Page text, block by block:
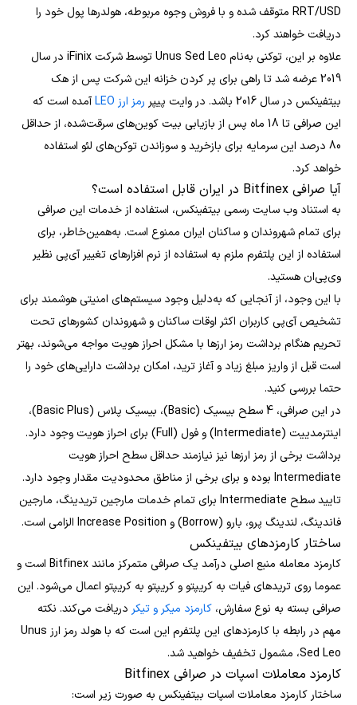
RRT/USD متوقف شده و با فروش وجوه مربوطه، هولدرها پول خود را
دریافت خواهند کرد.
علاوه بر این، توکنی به‌نام Unus Sed Leo توسط شرکت iFinix در سال
2019 عرضه شد تا راهی برای پر کردن خزانه این شرکت پس از هک
بیتفینکس در سال 2016 باشد. در وایت پیپر
رمز ارز LEO
آمده است که
این صرافی تا 18 ماه پس از بازیابی بیت کوین‌های سرقت‌شده، از حداقل
80 درصد این سرمایه برای بازخرید و سوزاندن توکن‌های لئو استفاده
خواهد کرد.
آیا صرافی Bitfinex در ایران قابل استفاده است؟
به استناد وب سایت رسمی بیتفینکس، استفاده از خدمات این صرافی
برای تمام شهروندان و ساکنان ایران ممنوع است. به‌همین‌خاطر، برای
استفاده از این پلتفرم ملزم به استفاده از نرم افزارهای تغییر آی‌پی نظیر
وی‌پی‌ان هستید.
با این وجود، از آنجایی که به‌دلیل وجود سیستم‌های امنیتی هوشمند برای
تشخیص آی‌پی کاربران اکثر اوقات ساکنان و شهروندان کشورهای تحت
تحریم هنگام برداشت رمز ارزها با مشکل احراز هویت مواجه می‌شوند، بهتر
است قبل از واریز مبلغ زیاد و آغاز ترید، امکان برداشت دارایی‌های خود را
حتما بررسی کنید.
در این صرافی، 4 سطح بیسیک (Basic)، بیسیک پلاس (Basic Plus)،
اینترمدییت (Intermediate) و فول (Full) برای احراز هویت وجود دارد.
برداشت برخی از رمز ارزها نیز نیازمند حداقل سطح احراز هویت
Intermediate بوده و برای برخی از مناطق محدودیت مقدار وجود دارد.
تایید سطح Intermediate برای تمام خدمات مارجین تریدینگ، مارجین
فاندینگ، لندینگ پرو، بارو (Borrow) و Increase Position الزامی است.
ساختار کارمزدهای بیتفینکس
کارمزد معامله منبع اصلی درآمد یک صرافی متمرکز مانند Bitfinex است و
عموما روی تریدهای فیات به کریپتو و کریپتو به کریپتو اعمال می‌شود. این
صرافی بسته به نوع سفارش، کارمزد میکر و تیکر دریافت می‌کند. نکته
مهم در رابطه با کارمزدهای این پلتفرم این است که با هولد رمز ارز Unus
Sed Leo، مشمول تخفیف خواهید شد.
کارمزد معاملات اسپات در صرافی Bitfinex
ساختار کارمزد معاملات اسپات بیتفینکس به صورت زیر است: